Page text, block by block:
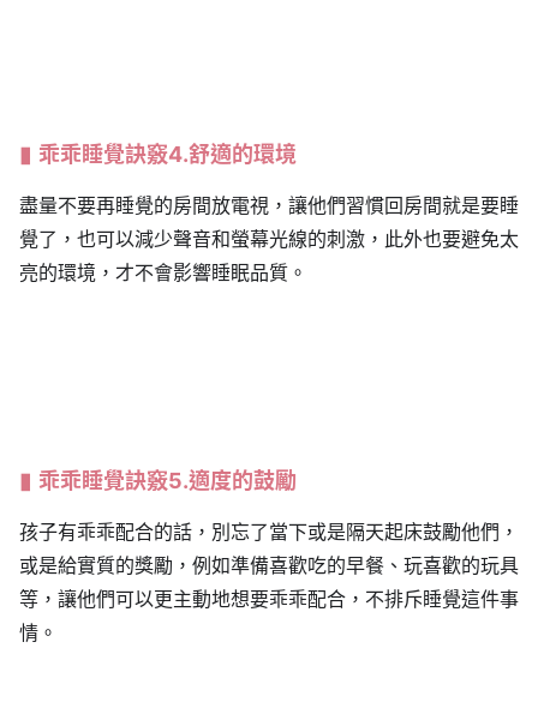
乖乖睡覺訣竅4.舒適的環境
盡量不要再睡覺的房間放電視，讓他們習慣回房間就是要睡
覺了，也可以減少聲音和螢幕光線的刺激，此外也要避免太
亮的環境，才不會影響睡眠品質。
乖乖睡覺訣竅5.適度的鼓勵
孩子有乖乖配合的話，別忘了當下或是隔天起床鼓勵他們，
或是給實質的獎勵，例如準備喜歡吃的早餐、玩喜歡的玩具
等，讓他們可以更主動地想要乖乖配合，不排斥睡覺這件事
情。